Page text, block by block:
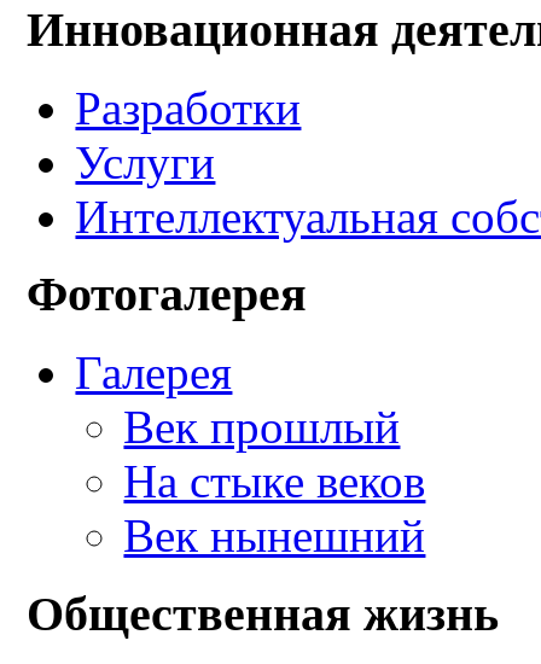
Инновационная
Разработки
Услуги
Интеллектуальная
Фотогалерея
Галерея
Век прошлый
На стыке веков
Век нынешний
Общественная жизнь